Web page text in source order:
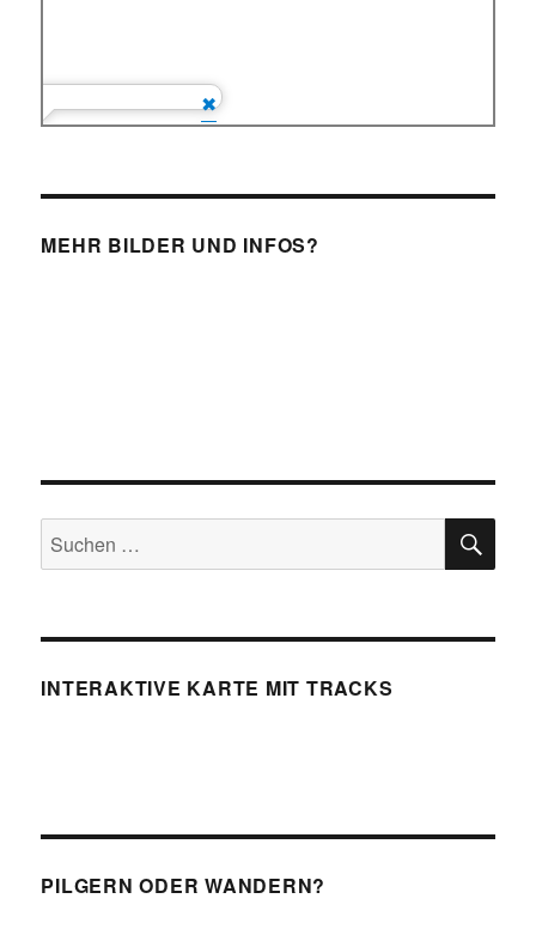
MEHR BILDER UND INFOS?
Suchen
nach:
INTERAKTIVE KARTE MIT TRACKS
PILGERN ODER WANDERN?